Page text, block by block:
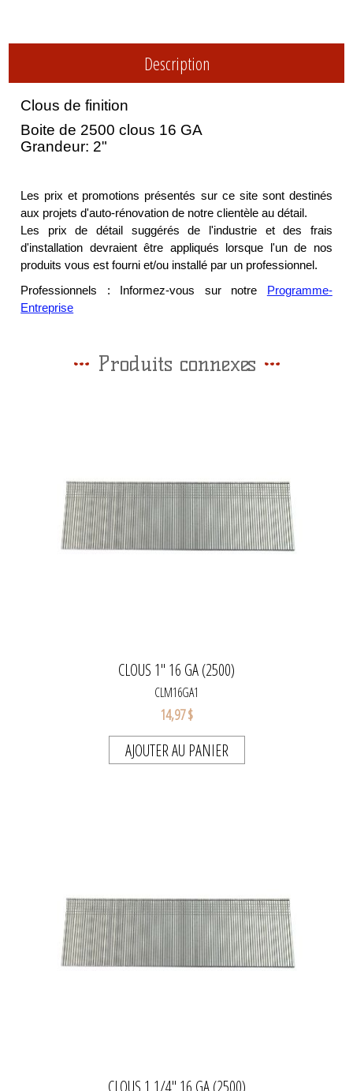
Description
Clous de finition
Boite de 2500 clous 16 GA
Grandeur: 2"
Les prix et promotions présentés sur ce site sont destinés
aux projets d'auto-rénovation de notre clientèle au détail.
Les prix de détail suggérés de l'industrie et des frais
d'installation devraient être appliqués lorsque l'un de nos
produits vous est fourni et/ou installé par un professionnel.
Professionnels : Informez-vous sur notre
Programme-
Entreprise
Produits connexes
CLOUS 1'' 16 GA (2500)
CLM16GA1
14,97 $
AJOUTER AU PANIER
CLOUS 1 1/4'' 16 GA (2500)